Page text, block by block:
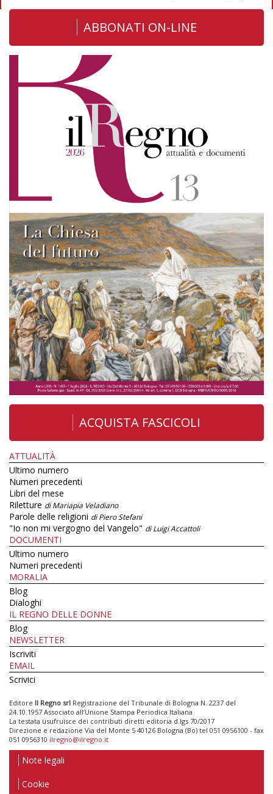
ABBONATI ON-LINE
ACQUISTA FASCICOLI
ATTUALITÀ
Ultimo numero
Numeri precedenti
Libri del mese
Riletture di Mariapia Veladiano
Parole delle religioni di Piero Stefani
"Io non mi vergogno del Vangelo" di Luigi Accattoli
DOCUMENTI
Ultimo numero
Numeri precedenti
MORALIA
Blog
Dialoghi
IL REGNO DELLE DONNE
Blog
NEWSLETTER
Iscriviti
EMAIL
Scrivici
Editore Il Regno srl Registrazione del Tribunale di Bologna N. 2237 del
24.10.1957 Associato all’Unione Stampa Periodica Italiana
La testata usufruisce dei contributi diretti editoria d.lgs 70/2017
Direzione e redazione Via del Monte 5 40126 Bologna (Bo) tel 051 0956100 - fax
051 0956310 ilregno@ilregno.it
Note legali
Cookie